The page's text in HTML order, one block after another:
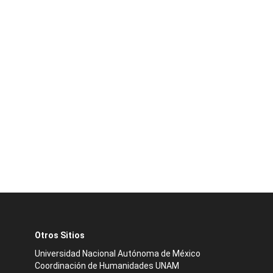
Otros Sitios
Universidad Nacional Autónoma de México
Coordinación de Humanidades UNAM